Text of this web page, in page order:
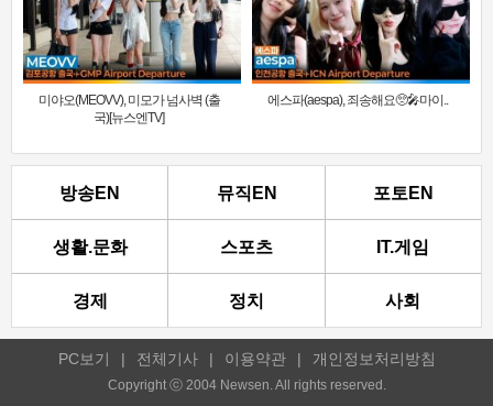
미야오(MEOVV), 미모가 넘사벽 (출
국)[뉴스엔TV]
에스파(aespa), 죄송해요🥺🎤마이..
방송EN 뮤직EN 포토EN
생활.문화 스포츠 IT.게임
경제 정치 사회
PC보기 | 전체기사 | 이용약관 | 개인정보처리방침
Copyright ⓒ 2004 Newsen. All rights reserved.